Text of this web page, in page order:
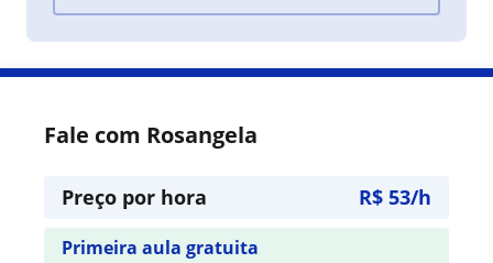
Fale com Rosangela
Preço por hora R$ 53/h
Primeira aula gratuita